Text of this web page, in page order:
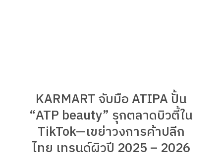
KARMART จับมือ ATIPA ปั้น
“ATP beauty” รุกตลาดบิวตี้ใน
TikTok—เขย่าวงการค้าปลีก
ไทย เทรนด์ผิวปี 2025 – 2026